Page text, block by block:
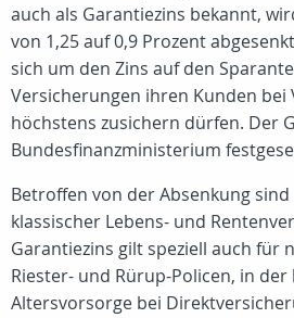
auch als Garantiezins bekannt,
von 1,25 auf 0,9 Prozent
sich um den Zins auf den
Versicherungen ihren Kunden bei
höchstens zusichern dürfen. Der
Bundesfinanzministerium
Betroffen von der Absenkung
klassischer Lebens- und
Garantiezins gilt speziell auch für
Riester- und Rürup-Policen, in
Altersvorsorge bei